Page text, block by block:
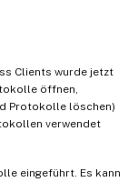
Clients wurde jetzt
öffnen,
Protokolle löschen)
verwendet
eingeführt. Es kann